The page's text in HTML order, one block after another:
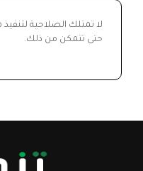
لا تمتلك الصلاحية
حتى تتمكن من ذلك.